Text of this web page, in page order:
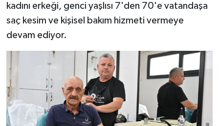
kadını erkeği, genci yaşlısı 7'den 70'e vatandaşa
saç kesim ve kişisel bakım hizmeti vermeye
devam ediyor.